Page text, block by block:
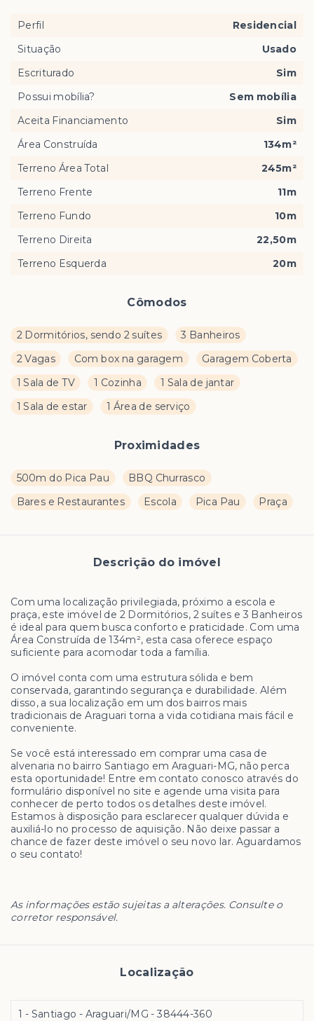
Cômodos
2 Dormitórios, sendo 2 suítes
3 Banheiros
2 Vagas
Com box na garagem
Garagem Coberta
1 Sala de TV
1 Cozinha
1 Sala de jantar
1 Sala de estar
1 Área de serviço
Proximidades
500m do Pica Pau
BBQ Churrasco
Bares e Restaurantes
Escola Pica Pau Praça
Descrição do imóvel
Com uma localização privilegiada, próximo a escola e
praça, este imóvel de 2 Dormitórios, 2 suítes e 3 Banheiros
é ideal para quem busca conforto e praticidade. Com uma
Área Construída de 134m², esta casa oferece espaço
suficiente para acomodar toda a família.
O imóvel conta com uma estrutura sólida e bem
conservada, garantindo segurança e durabilidade. Além
disso, a sua localização em um dos bairros mais
tradicionais de Araguari torna a vida cotidiana mais fácil e
conveniente.
Se você está interessado em comprar uma casa de
alvenaria no bairro Santiago em Araguari-MG, não perca
esta oportunidade! Entre em contato conosco através do
formulário disponível no site e agende uma visita para
conhecer de perto todos os detalhes deste imóvel.
Estamos à disposição para esclarecer qualquer dúvida e
auxiliá-lo no processo de aquisição. Não deixe passar a
chance de fazer deste imóvel o seu novo lar. Aguardamos
o seu contato!
As informações estão sujeitas a alterações. Consulte o
corretor responsável.
Localização
1 - Santiago - Araguari/MG - 38444-360
Perfil
Residencial
Situação
Usado
Escriturado
Sim
Possui mobília?
Sem mobília
Aceita Financiamento
Sim
Área Construída
134m²
Terreno Área Total
245m²
Terreno Frente
11m
Terreno Fundo
10m
Terreno Direita
22,50m
Terreno Esquerda
20m